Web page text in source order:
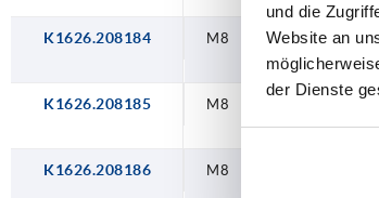
und die
Website an
der Dienste
K1626.208184 M8 22
K1626.208185 M8
K1626.208186 M8